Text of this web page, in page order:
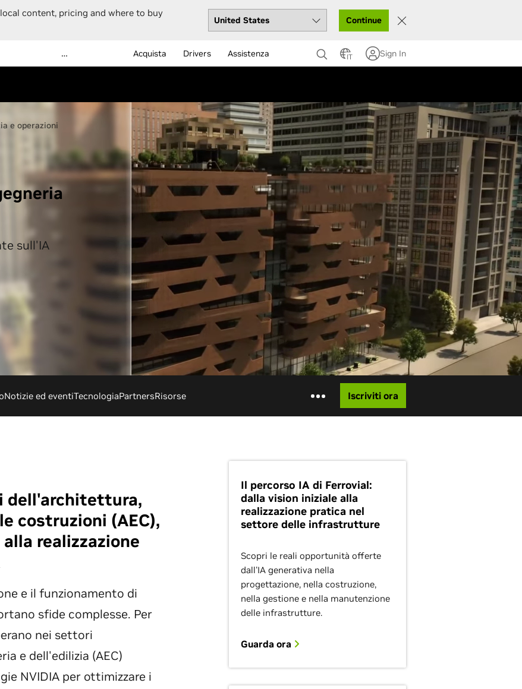
content, pricing and where to buy
Continue
… Acquista Drivers Assistenza IT Sign In
e operazioni
sull'IA
Notizie ed eventiTecnologiaPartnersRisorse Iscriviti ora
dell'architettura,
costruzioni (AEC),
realizzazione
e il funzionamento di
sfide complesse. Per
nei settori
e dell'edilizia (AEC)
NVIDIA per ottimizzare i
Il percorso IA di Ferrovial:
dalla vision iniziale alla
realizzazione pratica nel
settore delle infrastrutture
Scopri le reali opportunità offerte
dall'IA generativa nella
progettazione, nella costruzione,
nella gestione e nella manutenzione
delle infrastrutture.
Guarda ora